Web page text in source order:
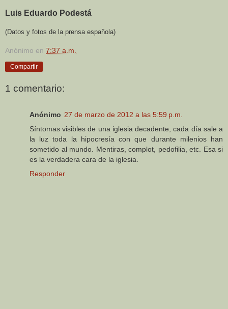
Luis Eduardo Podestá
(Datos y fotos de la prensa española)
Anónimo en 7:37 a.m.
Compartir
1 comentario:
Anónimo 27 de marzo de 2012 a las 5:59 p.m.
Síntomas visibles de una iglesia decadente, cada día sale a
la luz toda la hipocresía con que durante milenios han
sometido al mundo. Mentiras, complot, pedofilia, etc. Esa si
es la verdadera cara de la iglesia.
Responder